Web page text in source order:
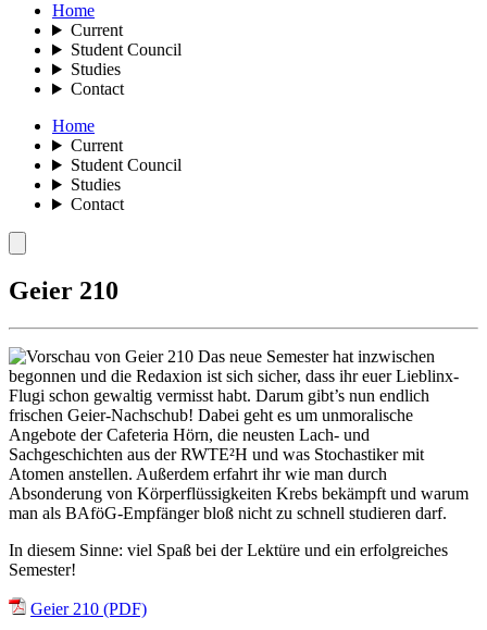
Home
Current
Student Council
Studies
Contact
Home
Current
Student Council
Studies
Contact
Geier 210
Das neue Semester hat inzwischen
begonnen und die Redaxion ist sich sicher, dass ihr euer Lieblinx-
Flugi schon gewaltig vermisst habt. Darum gibt’s nun endlich
frischen Geier-Nachschub! Dabei geht es um unmoralische
Angebote der Cafeteria Hörn, die neusten Lach- und
Sachgeschichten aus der RWTE²H und was Stochastiker mit
Atomen anstellen. Außerdem erfahrt ihr wie man durch
Absonderung von Körperflüssigkeiten Krebs bekämpft und warum
man als BAföG-Empfänger bloß nicht zu schnell studieren darf.
In diesem Sinne: viel Spaß bei der Lektüre und ein erfolgreiches
Semester!
Geier 210 (PDF)